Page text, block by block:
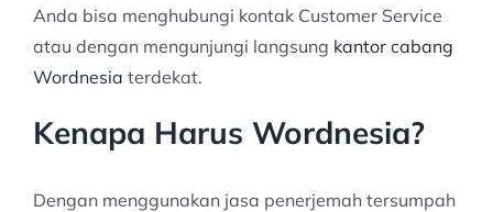
Anda bisa menghubungi kontak Customer Service
atau dengan mengunjungi langsung kantor cabang
Wordnesia terdekat.
Kenapa Harus Wordnesia?
Dengan menggunakan jasa penerjemah tersumpah